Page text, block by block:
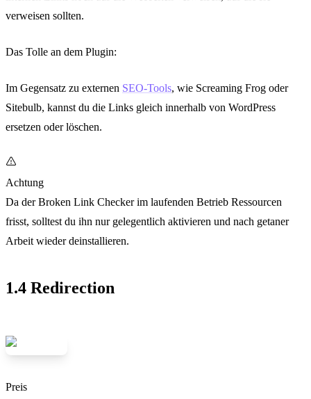
verweisen sollten.
Das Tolle an dem Plugin:
Im Gegensatz zu externen SEO-Tools, wie Screaming Frog oder
Sitebulb, kannst du die Links gleich innerhalb von WordPress
ersetzen oder löschen.
Achtung
Da der Broken Link Checker im laufenden Betrieb Ressourcen
frisst, solltest du ihn nur gelegentlich aktivieren und nach getaner
Arbeit wieder deinstallieren.
1.4 Redirection
Preis